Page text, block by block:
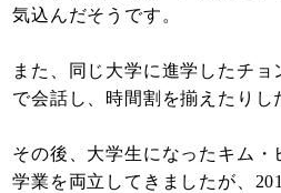
気込んだそうです。
また、同じ大学に進学したチ
で会話し、時間割を揃えたりし
その後、大学生になったキム・
学業を両立してきましたが、